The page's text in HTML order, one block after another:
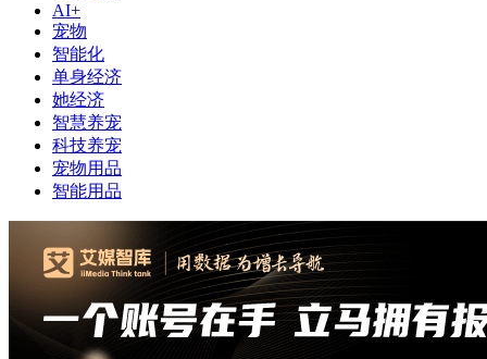
AI+
宠物
智能化
单身经济
她经济
智慧养宠
科技养宠
宠物用品
智能用品